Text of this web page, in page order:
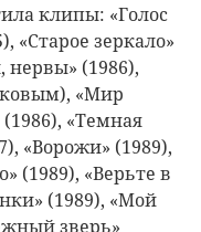
клипы: «Голос
«Старое зеркало»
нервы» (1986),
«Мир
«Темная
«Ворожи» (1989),
(1989), «Верьте в
(1989), «Мой
зверь»